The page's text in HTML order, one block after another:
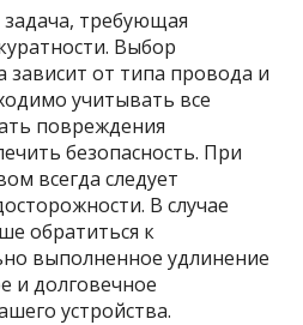
требующая
Выбор
от типа провода и
учитывать все
повреждения
безопасность. При
всегда следует
В случае
обратиться к
выполненное удлинение
и долговечное
устройства.